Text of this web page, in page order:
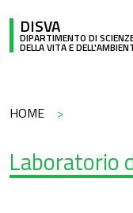
DISVA
DIPARTIMENTO DI
DELLA VITA E
Briciole di pane
HOME
Laboratorio